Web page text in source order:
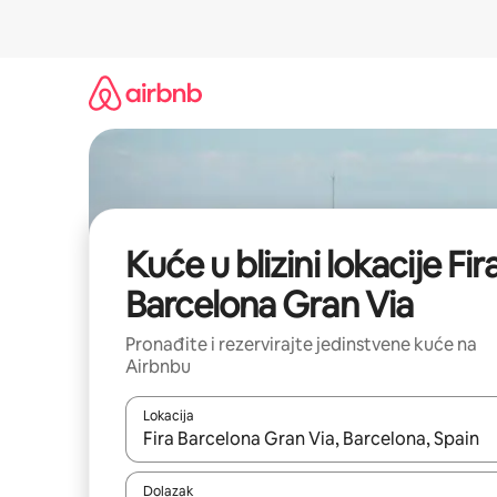
Kuće u blizini lokacije
Barcelona Gran Via
Pronađite i rezervirajte jedinstvene kuće na
Airbnbu
Lokacija
Kada budu dostupni rezultati, moći ćete ih
Dolazak